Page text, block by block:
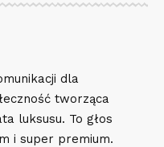
dla
tworząca
luksusu. To głos
i super premium.